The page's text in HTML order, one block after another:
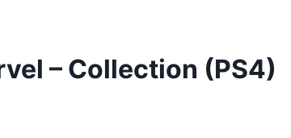
– Collection (PS4)